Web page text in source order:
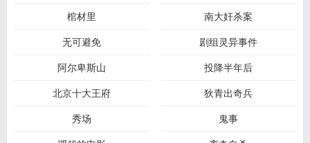
棺材里
南大奸杀案
无可避免
剧组灵异事件
阿尔卑斯山
投降半年后
北京十大王府
狄青出奇兵
秀场
鬼事